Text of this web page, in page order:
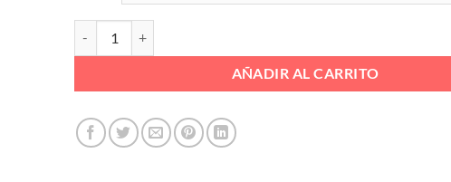
AÑADIR AL CARRITO